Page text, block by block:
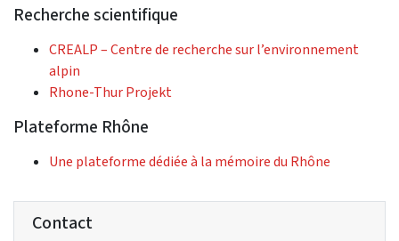
Recherche scientifique
CREALP – Centre de recherche sur l’environnement
alpin
Rhone-Thur Projekt
Plateforme Rhône
Une plateforme dédiée à la mémoire du Rhône
Contact